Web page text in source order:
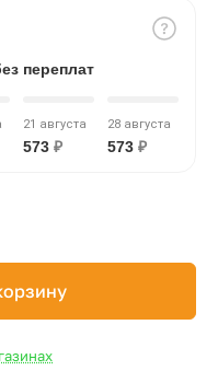
переплат
21 августа
573 ₽
28 августа
573 ₽